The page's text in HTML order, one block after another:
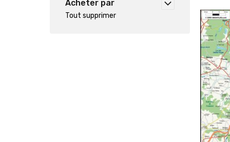
Acheter par
Tout supprimer